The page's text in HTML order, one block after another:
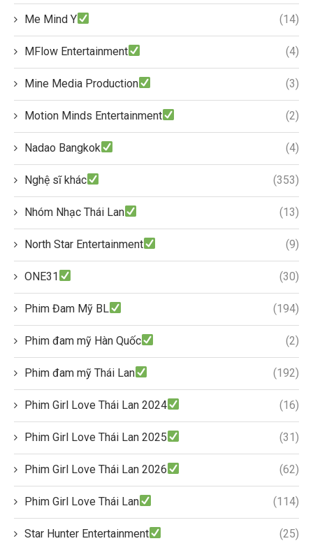
Me Mind Y (14)
MFlow Entertainment (4)
Mine Media Production (3)
Motion Minds Entertainment (2)
Nadao Bangkok (4)
Nghệ sĩ khác (353)
Nhóm Nhạc Thái Lan (13)
North Star Entertainment (9)
ONE31 (30)
Phim Đam Mỹ BL (194)
Phim đam mỹ Hàn Quốc (2)
Phim đam mỹ Thái Lan (192)
Phim Girl Love Thái Lan 2024 (16)
Phim Girl Love Thái Lan 2025 (31)
Phim Girl Love Thái Lan 2026 (62)
Phim Girl Love Thái Lan (114)
Star Hunter Entertainment (25)